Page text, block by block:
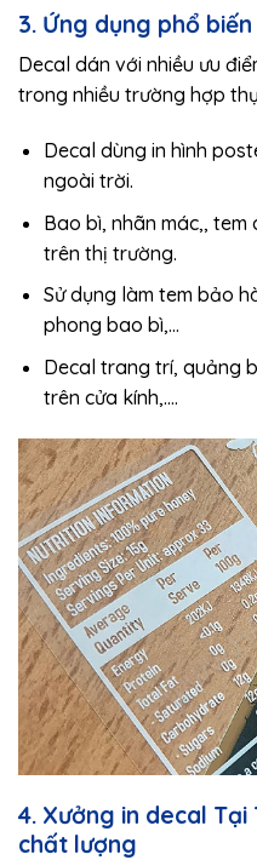
3. Ứng dụng phổ
Decal dán với nhiều ưu
trong nhiều trường hợp
Decal dùng in hình
ngoài trời.
Bao bì, nhãn mác,,
trên thị trường.
Sử dụng làm tem bảo
phong bao bì,…
Decal trang trí, quảng
trên cửa kính,….
4. Xưởng in decal Tại
chất lượng